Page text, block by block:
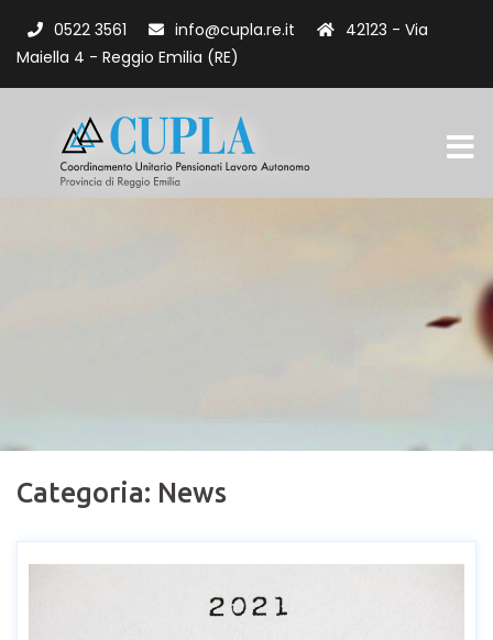
0522 3561 info@cupla.re.it
42123 - Via
Maiella 4 - Reggio Emilia (RE)
Categoria: News